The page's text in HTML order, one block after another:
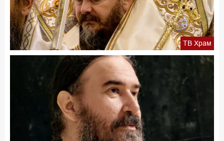
ТВ Храм